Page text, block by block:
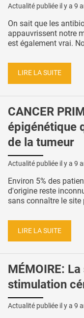
Actualité publiée il y a 9
On sait que les
appauvrissent notre
est également vrai.
LIRE LA SUITE
CANCER
épigénétique
de la tumeur
Actualité publiée il y a 9
Environ 5% des
d'origine reste
sans connaître le site
LIRE LA SUITE
MÉMOIRE:
stimulation
Actualité publiée il y a 9